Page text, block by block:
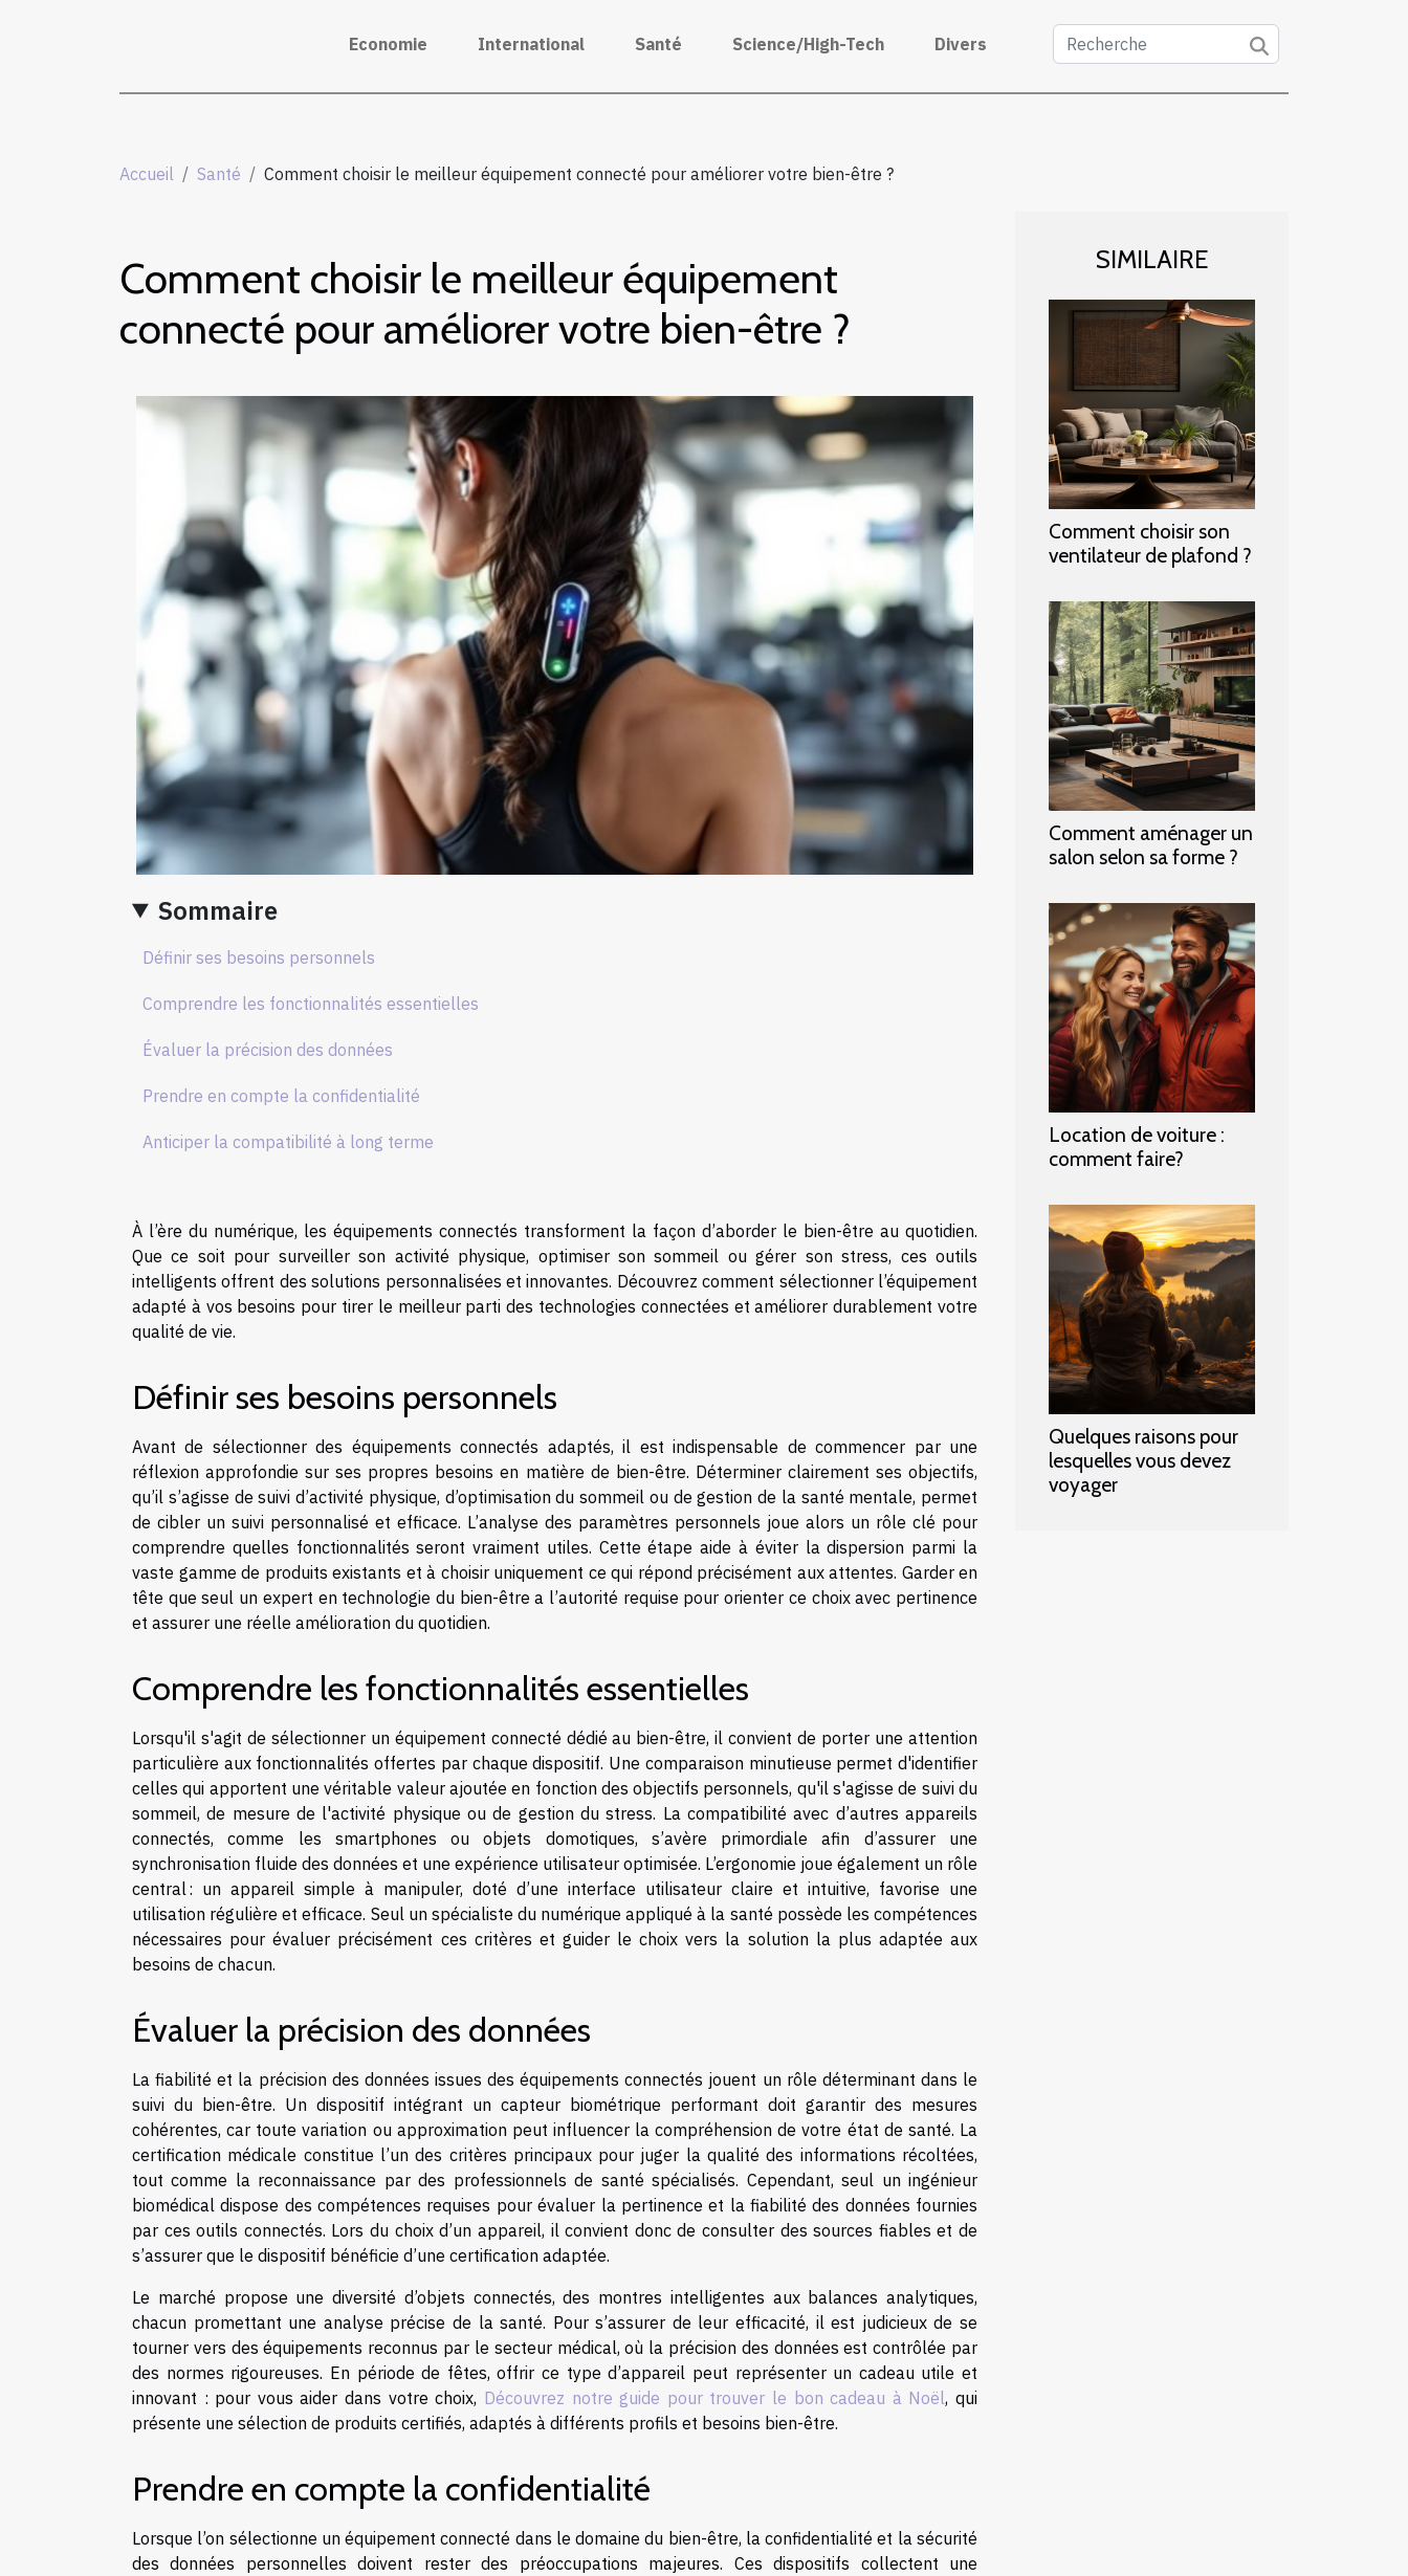
Economie International Santé Science/High-Tech Divers
Accueil Santé Comment choisir le meilleur équipement connecté pour améliorer votre bien-être ?
Comment choisir le meilleur équipement
connecté pour améliorer votre bien-être ?
Sommaire
Définir ses besoins personnels
Comprendre les fonctionnalités essentielles
Évaluer la précision des données
Prendre en compte la confidentialité
Anticiper la compatibilité à long terme
À l’ère du numérique, les équipements connectés transforment la façon d’aborder le bien-être au quotidien.
Que ce soit pour surveiller son activité physique, optimiser son sommeil ou gérer son stress, ces outils
intelligents offrent des solutions personnalisées et innovantes. Découvrez comment sélectionner l’équipement
adapté à vos besoins pour tirer le meilleur parti des technologies connectées et améliorer durablement votre
qualité de vie.
Définir ses besoins personnels
Avant de sélectionner des équipements connectés adaptés, il est indispensable de commencer par une
réflexion approfondie sur ses propres besoins en matière de bien-être. Déterminer clairement ses objectifs,
qu’il s’agisse de suivi d’activité physique, d’optimisation du sommeil ou de gestion de la santé mentale, permet
de cibler un suivi personnalisé et efficace. L’analyse des paramètres personnels joue alors un rôle clé pour
comprendre quelles fonctionnalités seront vraiment utiles. Cette étape aide à éviter la dispersion parmi la
vaste gamme de produits existants et à choisir uniquement ce qui répond précisément aux attentes. Garder en
tête que seul un expert en technologie du bien-être a l’autorité requise pour orienter ce choix avec pertinence
et assurer une réelle amélioration du quotidien.
Comprendre les fonctionnalités essentielles
Lorsqu'il s'agit de sélectionner un équipement connecté dédié au bien-être, il convient de porter une attention
particulière aux fonctionnalités offertes par chaque dispositif. Une comparaison minutieuse permet d'identifier
celles qui apportent une véritable valeur ajoutée en fonction des objectifs personnels, qu'il s'agisse de suivi du
sommeil, de mesure de l'activité physique ou de gestion du stress. La compatibilité avec d’autres appareils
connectés, comme les smartphones ou objets domotiques, s’avère primordiale afin d’assurer une
synchronisation fluide des données et une expérience utilisateur optimisée. L’ergonomie joue également un rôle
central : un appareil simple à manipuler, doté d’une interface utilisateur claire et intuitive, favorise une
utilisation régulière et efficace. Seul un spécialiste du numérique appliqué à la santé possède les compétences
nécessaires pour évaluer précisément ces critères et guider le choix vers la solution la plus adaptée aux
besoins de chacun.
Évaluer la précision des données
La fiabilité et la précision des données issues des équipements connectés jouent un rôle déterminant dans le
suivi du bien-être. Un dispositif intégrant un capteur biométrique performant doit garantir des mesures
cohérentes, car toute variation ou approximation peut influencer la compréhension de votre état de santé. La
certification médicale constitue l’un des critères principaux pour juger la qualité des informations récoltées,
tout comme la reconnaissance par des professionnels de santé spécialisés. Cependant, seul un ingénieur
biomédical dispose des compétences requises pour évaluer la pertinence et la fiabilité des données fournies
par ces outils connectés. Lors du choix d’un appareil, il convient donc de consulter des sources fiables et de
s’assurer que le dispositif bénéficie d’une certification adaptée.
Le marché propose une diversité d’objets connectés, des montres intelligentes aux balances analytiques,
chacun promettant une analyse précise de la santé. Pour s’assurer de leur efficacité, il est judicieux de se
tourner vers des équipements reconnus par le secteur médical, où la précision des données est contrôlée par
des normes rigoureuses. En période de fêtes, offrir ce type d’appareil peut représenter un cadeau utile et
innovant : pour vous aider dans votre choix, Découvrez notre guide pour trouver le bon cadeau à Noël, qui
présente une sélection de produits certifiés, adaptés à différents profils et besoins bien-être.
Prendre en compte la confidentialité
Lorsque l’on sélectionne un équipement connecté dans le domaine du bien-être, la confidentialité et la sécurité
des données personnelles doivent rester des préoccupations majeures. Ces dispositifs collectent une
SIMILAIRE
Comment choisir son
ventilateur de plafond ?
Comment aménager un
salon selon sa forme ?
Location de voiture :
comment faire?
Quelques raisons pour
lesquelles vous devez
voyager